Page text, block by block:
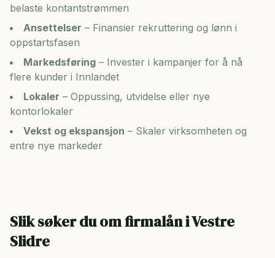
belaste kontantstrømmen
Ansettelser – Finansier rekruttering og lønn i
oppstartsfasen
Markedsføring – Invester i kampanjer for å nå
flere kunder i Innlandet
Lokaler – Oppussing, utvidelse eller nye
kontorlokaler
Vekst og ekspansjon – Skaler virksomheten og
entre nye markeder
Slik søker du om firmalån iVestre
Slidre